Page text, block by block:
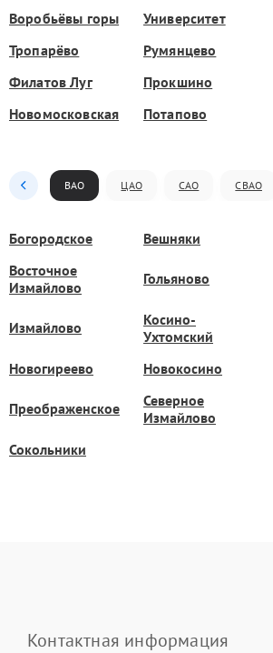
Воробьёвы горы Университет
Тропарёво
Румянцево
Филатов Луг
Прокшино
Новомосковская
Потапово
ВАО ЦАО САО СВАО
Богородское Вешняки
Восточное
Измайлово
Гольяново
Измайлово
Косино-
Ухтомский
Новогиреево Новокосино
Преображенское
Северное
Измайлово
Сокольники
Контактная информация